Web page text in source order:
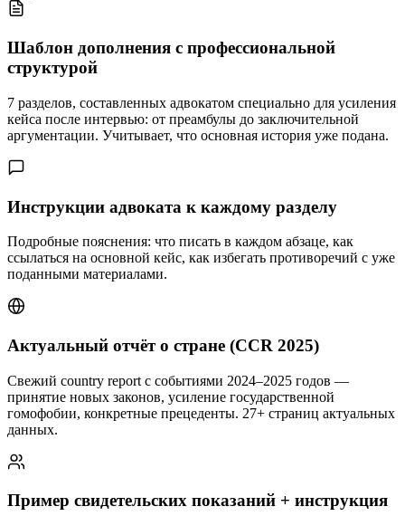
Шаблон дополнения с профессиональной
структурой
7 разделов, составленных адвокатом специально для усиления
кейса после интервью: от преамбулы до заключительной
аргументации. Учитывает, что основная история уже подана.
Инструкции адвоката к каждому разделу
Подробные пояснения: что писать в каждом абзаце, как
ссылаться на основной кейс, как избегать противоречий с уже
поданными материалами.
Актуальный отчёт о стране (CCR 2025)
Свежий country report с событиями 2024–2025 годов —
принятие новых законов, усиление государственной
гомофобии, конкретные прецеденты. 27+ страниц актуальных
данных.
Пример свидетельских показаний + инструкция